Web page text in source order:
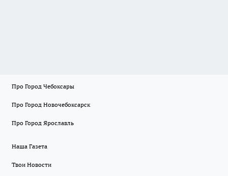
Про Город Чебоксары
Про Город Новочебоксарск
Про Город Ярославль
Наша Газета
Твои Новости